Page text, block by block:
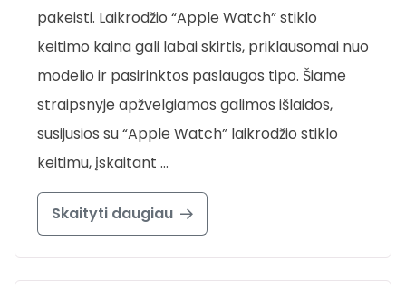
pakeisti. Laikrodžio “Apple Watch” stiklo
keitimo kaina gali labai skirtis, priklausomai nuo
modelio ir pasirinktos paslaugos tipo. Šiame
straipsnyje apžvelgiamos galimos išlaidos,
susijusios su “Apple Watch” laikrodžio stiklo
keitimu, įskaitant …
Skaityti daugiau